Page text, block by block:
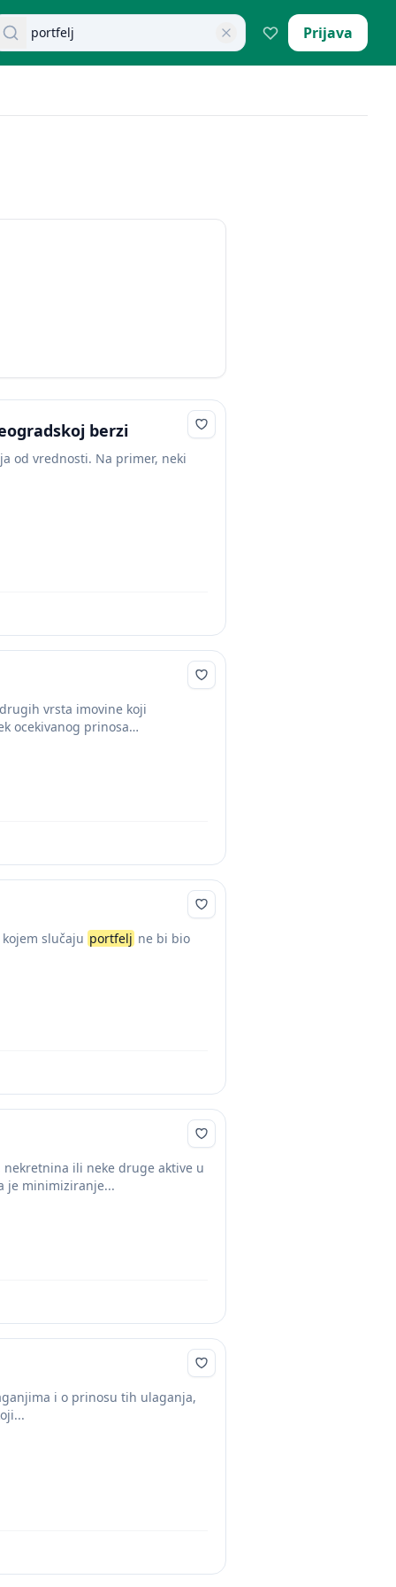
dokumente Prijava
berzi
od vrednosti. Na primer, neki
vrsta imovine koji
ocekivanog prinosa
slučaju portfelj ne bi bio
ili neke druge aktive u
je minimiziranje...
i o prinosu tih ulaganja,